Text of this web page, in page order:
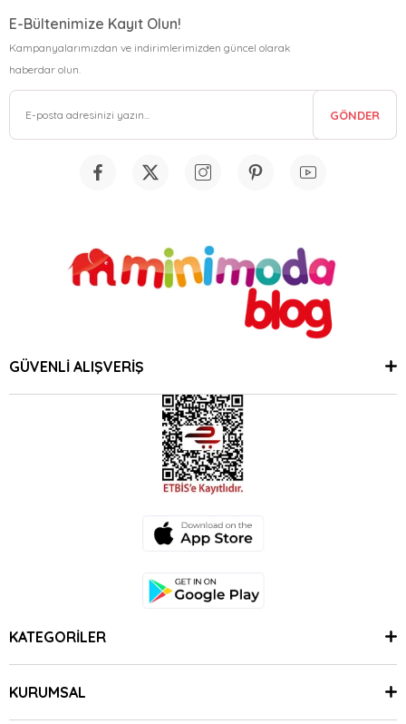
E-Bültenimize Kayıt Olun!
Kampanyalarımızdan ve indirimlerimizden güncel olarak
haberdar olun.
GÖNDER
GÜVENLİ ALIŞVERİŞ
KATEGORİLER
KURUMSAL